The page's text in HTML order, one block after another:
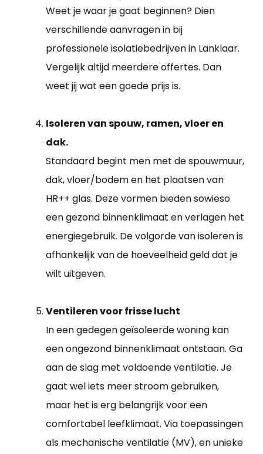
Weet je waar je gaat beginnen? Dien
verschillende aanvragen in bij
professionele isolatiebedrijven in Lanklaar.
Vergelijk altijd meerdere offertes. Dan
weet jij wat een goede prijs is.
Isoleren van spouw, ramen, vloer en
dak.
Standaard begint men met de spouwmuur,
dak, vloer/bodem en het plaatsen van
HR++ glas. Deze vormen bieden sowieso
een gezond binnenklimaat en verlagen het
energiegebruik. De volgorde van isoleren is
afhankelijk van de hoeveelheid geld dat je
wilt uitgeven.
Ventileren voor frisse lucht
In een gedegen geïsoleerde woning kan
een ongezond binnenklimaat ontstaan. Ga
aan de slag met voldoende ventilatie. Je
gaat wel iets meer stroom gebruiken,
maar het is erg belangrijk voor een
comfortabel leefklimaat. Via toepassingen
als mechanische ventilatie (MV), en unieke